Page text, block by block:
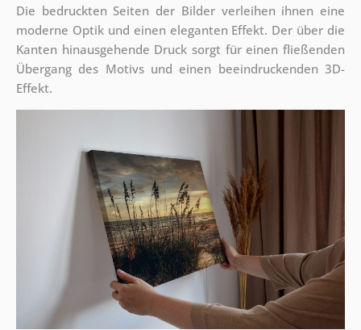
Die bedruckten Seiten der Bilder verleihen ihnen eine
moderne Optik und einen eleganten Effekt. Der über die
Kanten hinausgehende Druck sorgt für einen fließenden
Übergang des Motivs und einen beeindruckenden 3D-
Effekt.